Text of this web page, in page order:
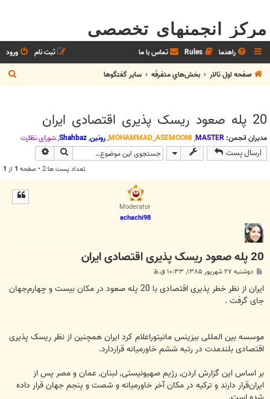
مرکز انجمنهای تخصصی
راهنما Rules تماس با ما ورود
ثبت نام
صفحه اول تالار
بخش‌‌هاي متفرقه ساير گفتگوها
س
20 پله صعود ریسک پذیری اقتصادی ایران
مدیران انجمن: MASTER
,
MOHAMMAD_ASEMOONI
,رونین,
Shahbaz
,شوراي نظارت
ارسال پست جستجو
تعداد پست ها:2 • صفحه 1 از 1
Moderator
achachi98
20 پله صعود ریسک پذیری اقتصادی ایران
ت
دوشنبه ۲۷ شهریور ۱۳۸۵, ۱۰:۳۳ ق.ظ
ایران از نظر خطر پذیری اقتصادی با 20 پله صعود در مکان بیست و چهارم‌جهان
جای گرفت .
موسسه بین المللی بیزینس مانیتوراعلا‌م کرد ایران همچنین از نظر ریسک پذیری
اقتصادی بلندمدت در رتبه ششم خاورمیانه قراردارد.
بر اساس این گزارش اردن‌, رژیم صهیونیستی‌, لبنان‌, عمان و مصر پس از
ایران‌قرار دارند و ترکیه در مکان آخر خاورمیانه و شصت و پنجم جهان قرار داده